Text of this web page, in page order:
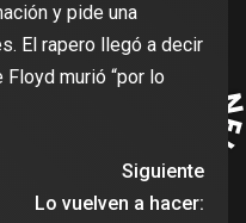
y pide una
El rapero llegó a decir
murió “por lo
Siguiente
Lo vuelven a hacer: